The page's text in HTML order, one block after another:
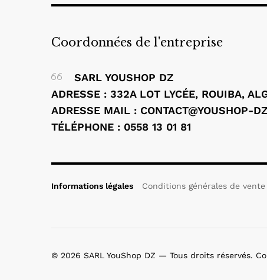
Coordonnées de l'entreprise
SARL YOUSHOP DZ
ADRESSE : 332A LOT LYCÉE, ROUIBA,
ADRESSE MAIL : CONTACT@YOUSHOP-
TÉLÉPHONE : 0558 13 01 81
Informations légales Conditions générales de vente
© 2026 SARL YouShop DZ — Tous droits réservés.